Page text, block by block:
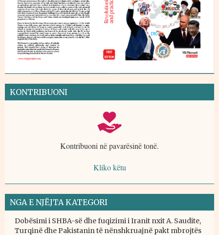
KONTRIBUONI
Kontribuoni në pavarësinë tonë.
Kliko këtu
NGA E NJËJTA KATEGORI
Dobësimi i SHBA-së dhe fuqizimi i Iranit nxit A. Saudite,
Turqinë dhe Pakistanin të nënshkruajnë pakt mbrojtës